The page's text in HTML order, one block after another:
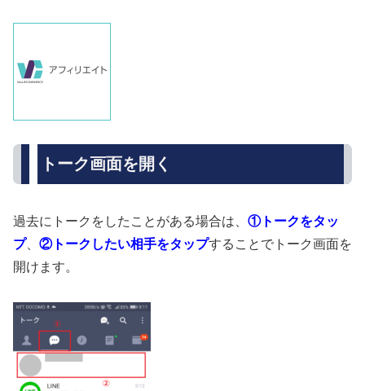
トーク画面を開く
過去にトークをしたことがある場合は、 ①トークをタッ
プ、 ②トークしたい相手をタップすることでトーク画面を
開けます。